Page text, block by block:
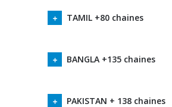
TAMIL +80 chaines
BANGLA +135 chaines
PAKISTAN + 138 chaines